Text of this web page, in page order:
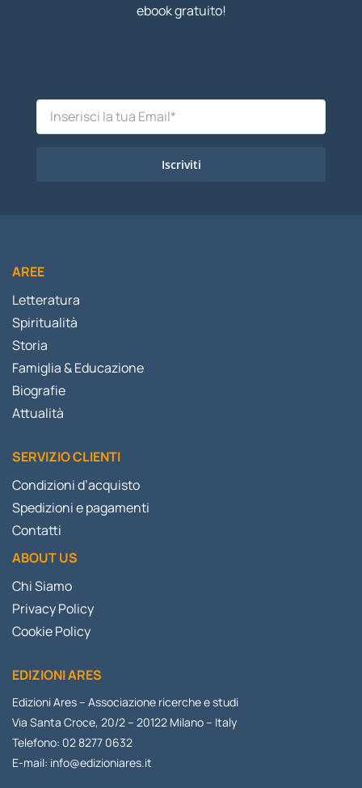
ebook gratuito!
Iscriviti
AREE
Letteratura
Spiritualità
Storia
Famiglia & Educazione
Biografie
Attualità
SERVIZIO CLIENTI
Condizioni d’acquisto
Spedizioni e pagamenti
Contatti
ABOUT US
Chi Siamo
Privacy Policy
Cookie Policy
EDIZIONI ARES
Edizioni Ares – Associazione ricerche e studi
Via Santa Croce, 20/2 – 20122 Milano – Italy
Telefono: 02 8277 0632
E-mail: info@edizioniares.it